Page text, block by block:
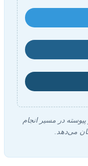
در مسیر انجام
می‌دهد.